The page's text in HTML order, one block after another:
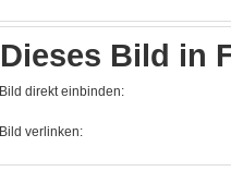
Dieses Bild in
Bild direkt einbinden:
Bild verlinken: